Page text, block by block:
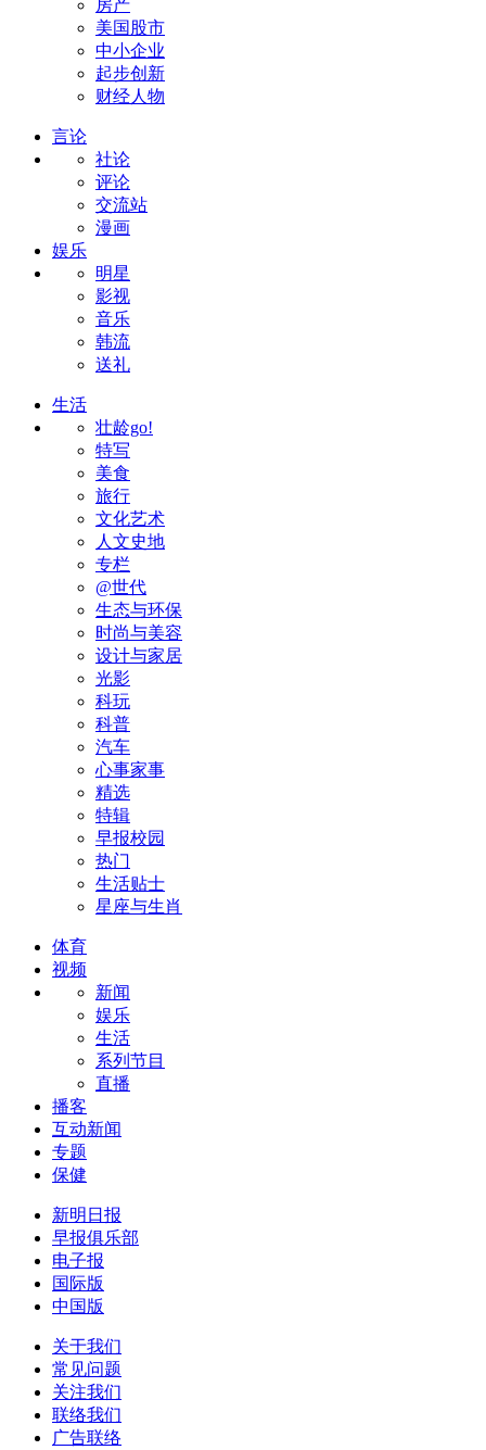
房产
美国股市
中小企业
起步创新
财经人物
言论
社论
评论
交流站
漫画
娱乐
明星
影视
音乐
韩流
送礼
生活
壮龄go!
特写
美食
旅行
文化艺术
人文史地
专栏
@世代
生态与环保
时尚与美容
设计与家居
光影
科玩
科普
汽车
心事家事
精选
特辑
早报校园
热门
生活贴士
星座与生肖
体育
视频
新闻
娱乐
生活
系列节目
直播
播客
互动新闻
专题
保健
新明日报
早报俱乐部
电子报
国际版
中国版
关于我们
常见问题
关注我们
联络我们
广告联络